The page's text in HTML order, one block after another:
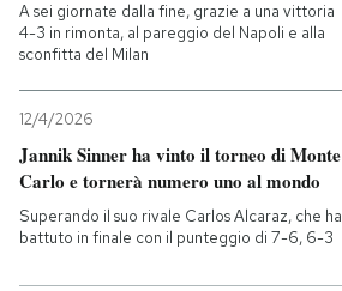
A sei giornate dalla fine, grazie a una vittoria
4-3 in rimonta, al pareggio del Napoli e alla
sconfitta del Milan
12/4/2026
Jannik Sinner ha vinto il torneo di Monte
Carlo e tornerà numero uno al mondo
Superando il suo rivale Carlos Alcaraz, che ha
battuto in finale con il punteggio di 7-6, 6-3